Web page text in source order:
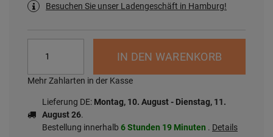
Besuchen Sie unser Ladengeschäft in Hamburg!
IN DEN WARENKORB
Mehr Zahlarten in der Kasse
Lieferung DE: Montag, 10. August - Dienstag, 11.
August 26.
Bestellung innerhalb 6 Stunden 19 Minuten . Details